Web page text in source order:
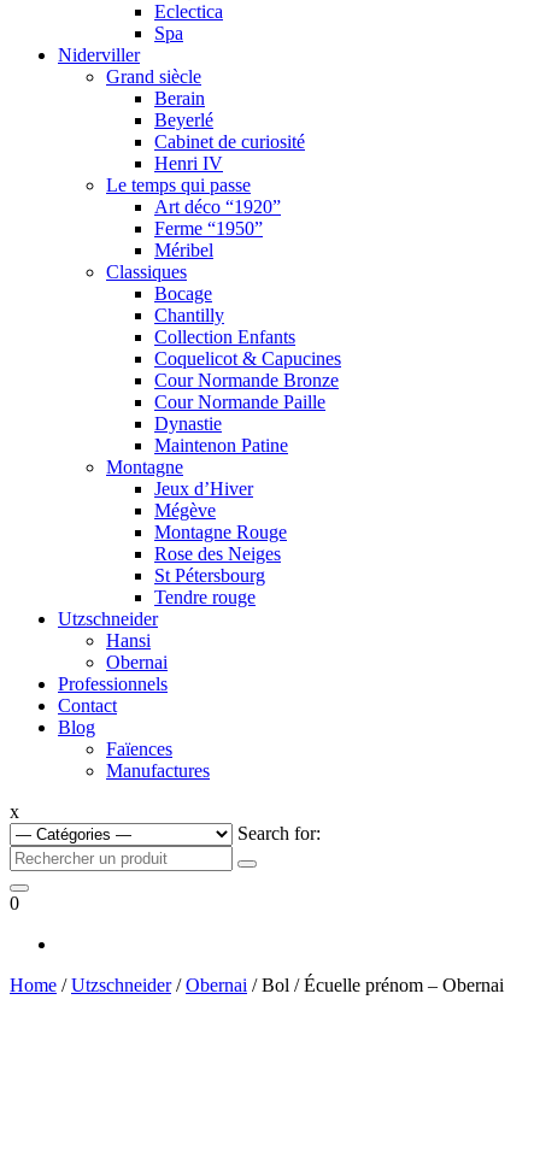
Eclectica
Spa
Niderviller
Grand siècle
Berain
Beyerlé
Cabinet de curiosité
Henri IV
Le temps qui passe
Art déco “1920”
Ferme “1950”
Méribel
Classiques
Bocage
Chantilly
Collection Enfants
Coquelicot & Capucines
Cour Normande Bronze
Cour Normande Paille
Dynastie
Maintenon Patine
Montagne
Jeux d’Hiver
Mégève
Montagne Rouge
Rose des Neiges
St Pétersbourg
Tendre rouge
Utzschneider
Hansi
Obernai
Professionnels
Contact
Blog
Faïences
Manufactures
x
Search for:
0
Home /Utzschneider/Obernai / Bol / Écuelle prénom – Obernai